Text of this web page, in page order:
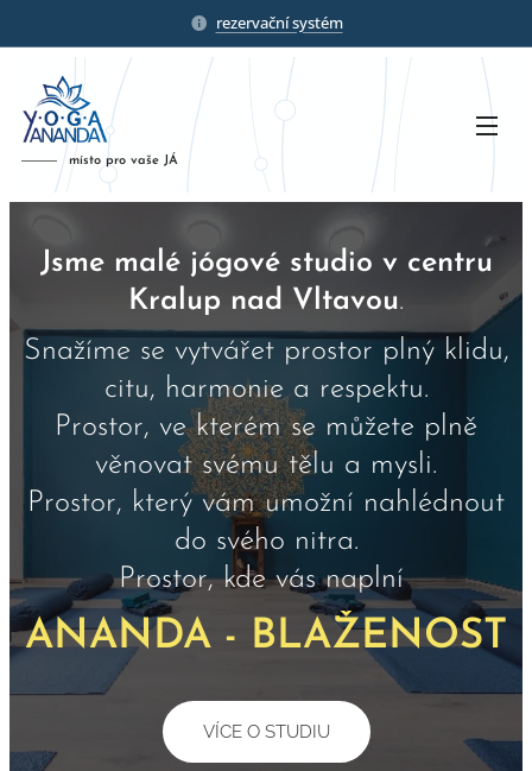
rezervační systém
místo pro vaše JÁ
Jsme malé jógové studio v centru
Kralup nad Vltavou.
Snažíme se vytvářet prostor plný klidu,
citu, harmonie a respektu.
Prostor, ve kterém se můžete plně
věnovat svému tělu a mysli.
Prostor, který vám umožní nahlédnout
do svého nitra.
Prostor, kde vás naplní
ANANDA - BLAŽENOST
VÍCE O STUDIU